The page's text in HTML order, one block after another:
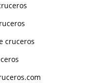
cruceros